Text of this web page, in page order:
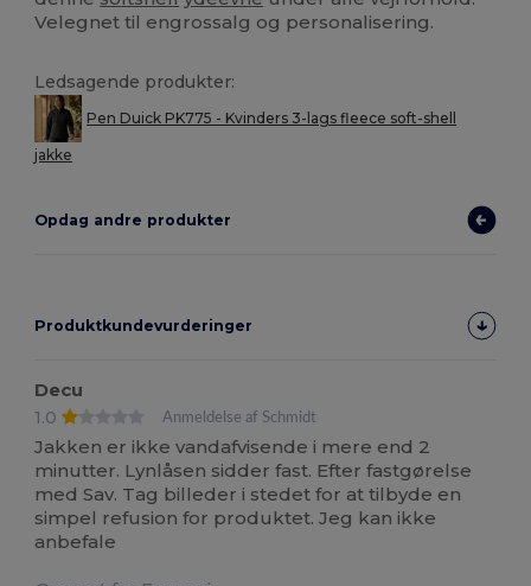
Velegnet til engrossalg og personalisering.
Ledsagende produkter:
Pen Duick PK775 - Kvinders 3-lags fleece soft-shell
jakke
Opdag andre produkter
Produktkundevurderinger
Decu
1.0
Anmeldelse af Schmidt
Jakken er ikke vandafvisende i mere end 2
minutter. Lynlåsen sidder fast. Efter fastgørelse
med Sav. Tag billeder i stedet for at tilbyde en
simpel refusion for produktet. Jeg kan ikke
anbefale